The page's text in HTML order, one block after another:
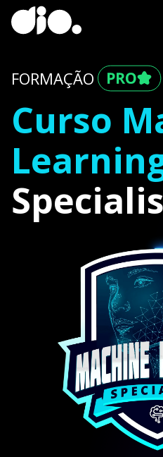
FORMAÇÃO
Curso